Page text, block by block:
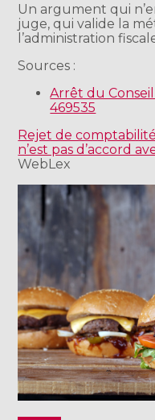
Un argument qui
juge, qui valide la
l’administration
Sources :
Arrêt du
469535
Rejet de
n’est pas d’accord
WebLex